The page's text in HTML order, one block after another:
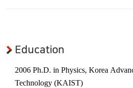
연
Education
2006 Ph.D. in Physics, Korea
Technology (KAIST)